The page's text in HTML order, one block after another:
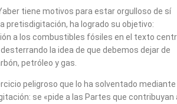
tiene motivos para estar orgulloso de sí
pretisdigitación, ha logrado su objetivo:
a los combustibles fósiles en el texto
desterrando la idea de que debemos dejar de
petróleo y gas.
peligroso que lo ha solventado mediante
se «pide a las Partes que contribuyan